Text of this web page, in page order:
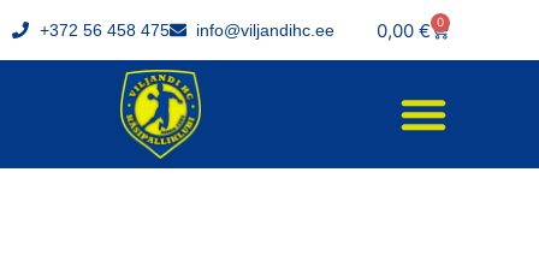
+372 56 458 475 info@viljandihc.ee 0,00 € 0